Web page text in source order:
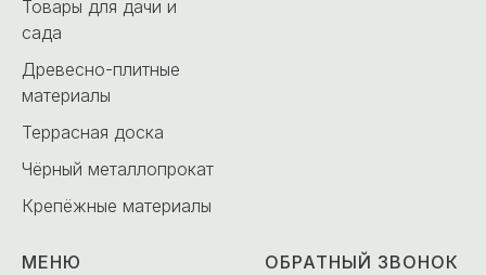
Товары для дачи и
сада
Древесно-плитные
материалы
Террасная доска
Чёрный металлопрокат
Крепёжные материалы
МЕНЮ
ОБРАТНЫЙ ЗВОНОК